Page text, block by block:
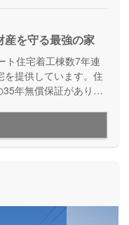
産を守る最強の家
ト住宅着工棟数7年連
提供しています。住
年無償保証があり、
たい方にオススメで